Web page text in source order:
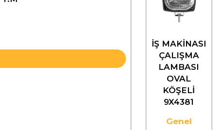
İŞ MAKİNASI
ÇALIŞMA
LAMBASI
OVAL
KÖŞELİ
9X4381
Genel